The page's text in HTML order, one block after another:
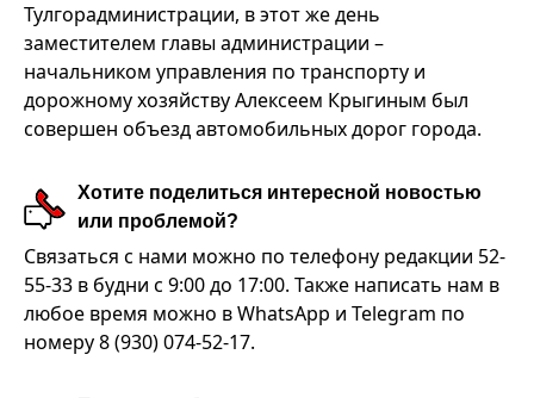
Тулгорадминистрации, в этот же день
заместителем главы администрации –
начальником управления по транспорту и
дорожному хозяйству Алексеем Крыгиным был
совершен объезд автомобильных дорог города.
Хотите поделиться интересной новостью
или проблемой?
Связаться с нами можно по телефону редакции 52-
55-33 в будни с 9:00 до 17:00. Также написать нам в
любое время можно в WhatsApp и Telegram по
номеру 8 (930) 074-52-17.